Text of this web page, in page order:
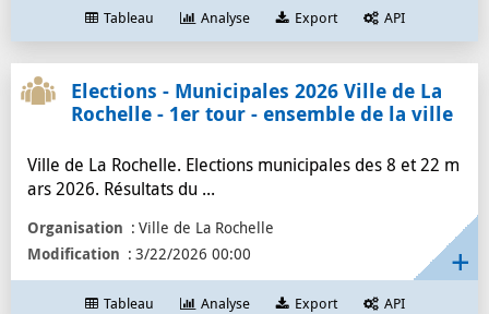
élections 4
région 4
législative 4
année 4
Election
4
2021 4
Tableau Analyse Export API
Elections - Municipales 2026 Ville de La
Rochelle - 1er tour - ensemble de la ville
Ville de La Rochelle. Elections municipales des 8 et 22 m
ars 2026. Résultats du ...
Organisation
Ville de La Rochelle
Modification
3/22/2026 00:00
Tableau Analyse Export API